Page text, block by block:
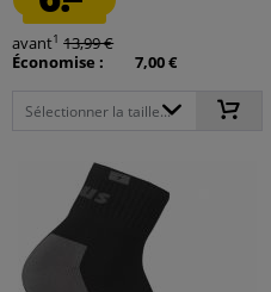
avant1 13,99 €
Économise :
7,00 €
Sélectionner la taille...